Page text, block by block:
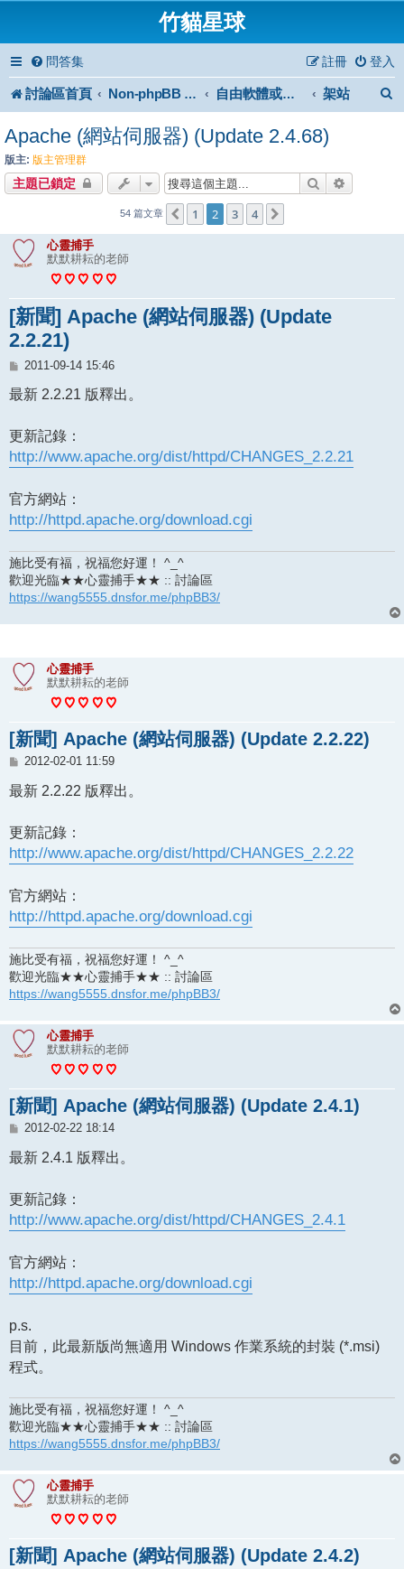
竹貓星球
問答集 登入
註冊
討論區首頁 Non-phpBB specific 自由軟體或免費軟體 架站
Apache (網站伺服器) (Update 2.4.68)
版主: 版主管理群
主題已鎖定 搜尋
54 篇文章 上一頁
1 2 3 4
心靈捕手
默默耕耘的老師
[新聞] Apache (網站伺服器) (Update
2.2.21)
文
2011-09-14 15:46
最新 2.2.21 版釋出。
更新記錄：
http://www.apache.org/dist/httpd/CHANGES_2.2.21
官方網站：
http://httpd.apache.org/download.cgi
施比受有福，祝福您好運！ ^_^
歡迎光臨★★心靈捕手★★ :: 討論區
https://wang5555.dnsfor.me/phpBB3/
心靈捕手
默默耕耘的老師
[新聞] Apache (網站伺服器) (Update 2.2.22)
文
2012-02-01 11:59
最新 2.2.22 版釋出。
更新記錄：
http://www.apache.org/dist/httpd/CHANGES_2.2.22
官方網站：
http://httpd.apache.org/download.cgi
施比受有福，祝福您好運！ ^_^
歡迎光臨★★心靈捕手★★ :: 討論區
https://wang5555.dnsfor.me/phpBB3/
心靈捕手
默默耕耘的老師
[新聞] Apache (網站伺服器) (Update 2.4.1)
文
2012-02-22 18:14
最新 2.4.1 版釋出。
更新記錄：
http://www.apache.org/dist/httpd/CHANGES_2.4.1
官方網站：
http://httpd.apache.org/download.cgi
p.s.
目前，此最新版尚無適用 Windows 作業系統的封裝 (*.msi)
程式。
施比受有福，祝福您好運！ ^_^
歡迎光臨★★心靈捕手★★ :: 討論區
https://wang5555.dnsfor.me/phpBB3/
心靈捕手
默默耕耘的老師
[新聞] Apache (網站伺服器) (Update 2.4.2)